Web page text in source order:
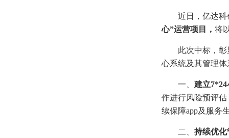
近日，亿达
心”运营项目， 将
此次中标，
心系统及其管理
一、 建立
作进行风险预评
续保障app及服务
二、 持续优化